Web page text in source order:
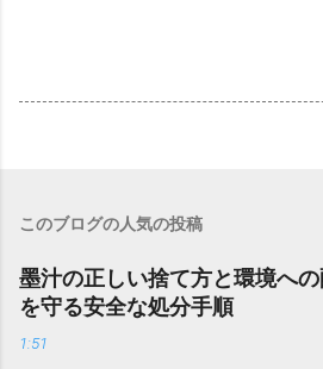
このブログの人気の投稿
墨汁の正しい捨て方と環境へ
を守る安全な処分手順
1:51